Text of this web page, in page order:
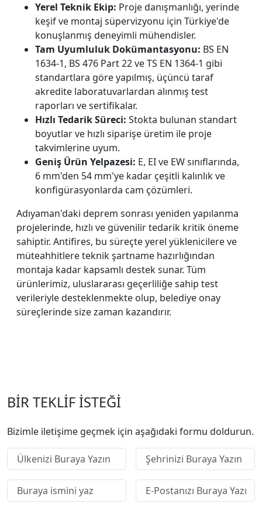
Yerel Teknik Ekip: Proje danışmanlığı, yerinde
keşif ve montaj süpervizyonu için Türkiye'de
konuşlanmış deneyimli mühendisler.
Tam Uyumluluk Dokümantasyonu: BS EN
1634-1, BS 476 Part 22 ve TS EN 1364-1 gibi
standartlara göre yapılmış, üçüncü taraf
akredite laboratuvarlardan alınmış test
raporları ve sertifikalar.
Hızlı Tedarik Süreci: Stokta bulunan standart
boyutlar ve hızlı siparişe üretim ile proje
takvimlerine uyum.
Geniş Ürün Yelpazesi: E, EI ve EW sınıflarında,
6 mm'den 54 mm'ye kadar çeşitli kalınlık ve
konfigürasyonlarda cam çözümleri.
Adıyaman'daki deprem sonrası yeniden yapılanma
projelerinde, hızlı ve güvenilir tedarik kritik öneme
sahiptir. Antifires, bu süreçte yerel yüklenicilere ve
müteahhitlere teknik şartname hazırlığından
montaja kadar kapsamlı destek sunar. Tüm
ürünlerimiz, uluslararası geçerliliğe sahip test
verileriyle desteklenmekte olup, belediye onay
süreçlerinde size zaman kazandırır.
BİR TEKLİF İSTEĞİ
Bizimle iletişime geçmek için aşağıdaki formu doldurun.